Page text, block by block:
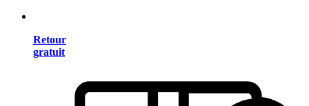
Retour
gratuit